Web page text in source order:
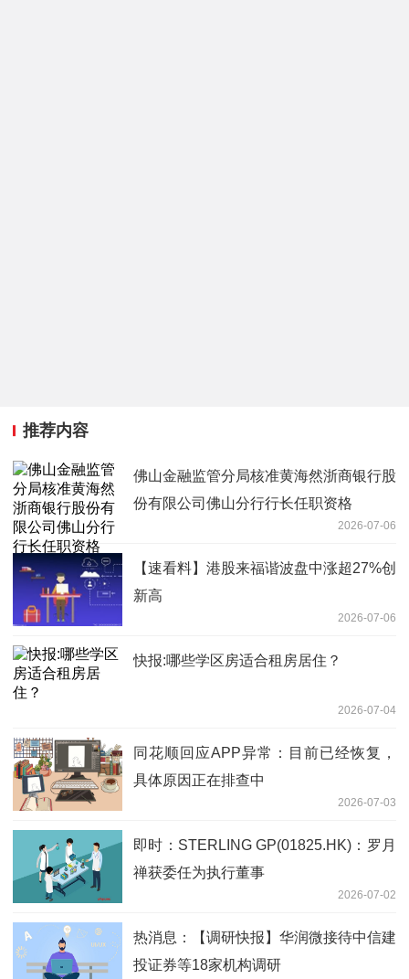
推荐内容
佛山金融监管分局核准黄海然浙商银行股
份有限公司佛山分行行长任职资格
2026-07-06
【速看料】港股来福谐波盘中涨超27%创
新高
2026-07-06
快报:哪些学区房适合租房居住？
2026-07-04
同花顺回应APP异常：目前已经恢复，
具体原因正在排查中
2026-07-03
即时：STERLING GP(01825.HK)：罗月
禅获委任为执行董事
2026-07-02
热消息：【调研快报】华润微接待中信建
投证券等18家机构调研